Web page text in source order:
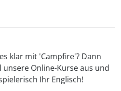
klar mit 'Campfire'? Dann
Online-Kurse aus und
Ihr Englisch!